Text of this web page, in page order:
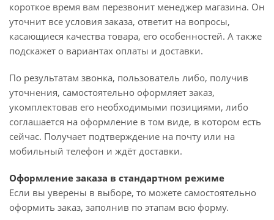
короткое время вам перезвонит менеджер магазина. Он
уточнит все условия заказа, ответит на вопросы,
касающиеся качества товара, его особенностей. А также
подскажет о вариантах оплаты и доставки.
По результатам звонка, пользователь либо, получив
уточнения, самостоятельно оформляет заказ,
укомплектовав его необходимыми позициями, либо
соглашается на оформление в том виде, в котором есть
сейчас. Получает подтверждение на почту или на
мобильный телефон и ждёт доставки.
Оформление заказа в стандартном режиме
Если вы уверены в выборе, то можете самостоятельно
оформить заказ, заполнив по этапам всю форму.